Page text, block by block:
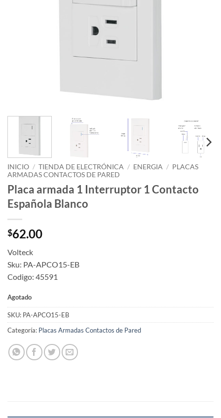
INICIO / TIENDA DE ELECTRÓNICA / ENERGIA / PLACAS
ARMADAS CONTACTOS DE PARED
Placa armada 1 Interruptor 1 Contacto
Española Blanco
$62.00
Volteck
Sku: PA-APCO15-EB
Codigo: 45591
Agotado
SKU: PA-APCO15-EB
Categoría: Placas Armadas Contactos de Pared